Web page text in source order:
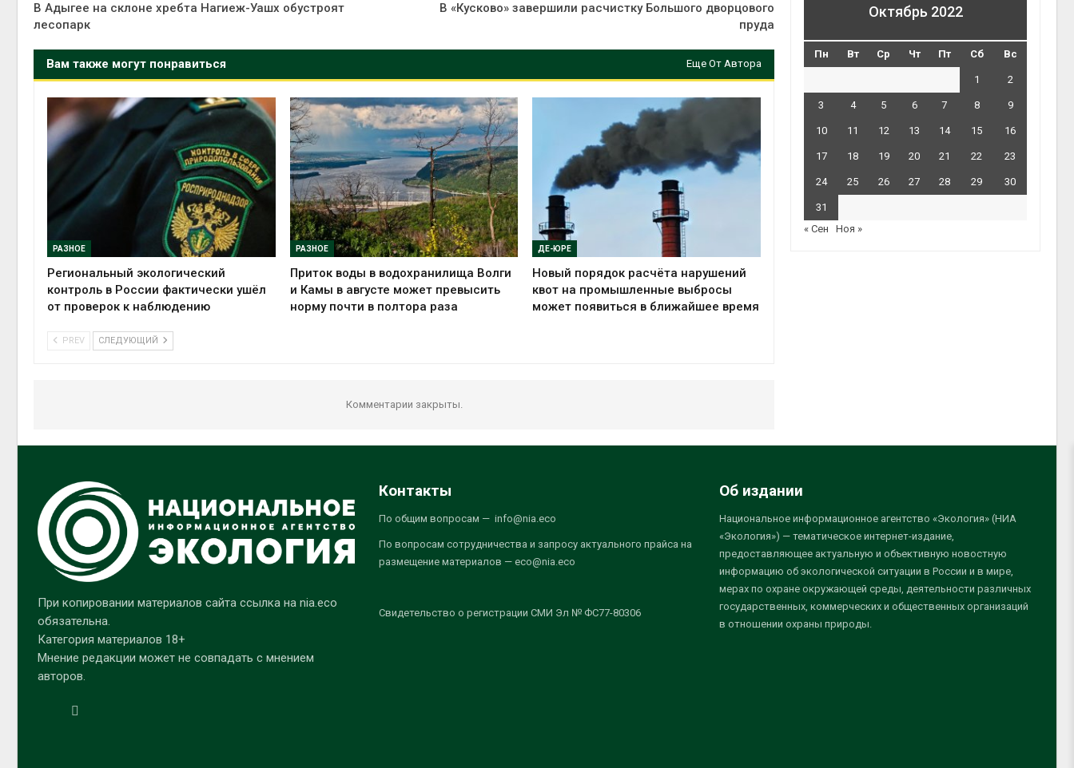
В Адыгее на склоне хребта Нагиеж-Уашх обустроят
лесопарк
В «Кусково» завершили расчистку Большого дворцового
пруда
Вам также могут понравиться Еще От Автора
РАЗНОЕ
Региональный экологический
контроль в России фактически ушёл
от проверок к наблюдению
РАЗНОЕ
Приток воды в водохранилища Волги
и Камы в августе может превысить
норму почти в полтора раза
ДЕ-ЮРЕ
Новый порядок расчёта нарушений
квот на промышленные выбросы
может появиться в ближайшее время
PREV СЛЕДУЮЩИЙ
Комментарии закрыты.
Октябрь 2022
Пн Вт Ср Чт Пт Сб Вс
1 2
3 4 5 6 7 8 9
10 11 12 13 14 15 16
17 18 19 20 21 22 23
24 25 26 27 28 29 30
31
« Сен
Ноя »
При копировании материалов сайта ссылка на nia.eco
обязательна.
Категория материалов 18+
Мнение редакции может не совпадать с мнением
авторов.
Контакты
По общим вопросам — info@nia.eco
По вопросам сотрудничества и запросу актуального прайса на
размещение материалов — eco@nia.eco
Свидетельство о регистрации СМИ Эл № ФС77-80306
Об издании
Национальное информационное агентство «Экология» (НИА
«Экология») — тематическое интернет-издание,
предоставляющее актуальную и объективную новостную
информацию об экологической ситуации в России и в мире,
мерах по охране окружающей среды, деятельности различных
государственных, коммерческих и общественных организаций
в отношении охраны природы.